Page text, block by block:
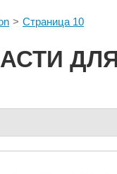
Страница 10
ДЛЯ